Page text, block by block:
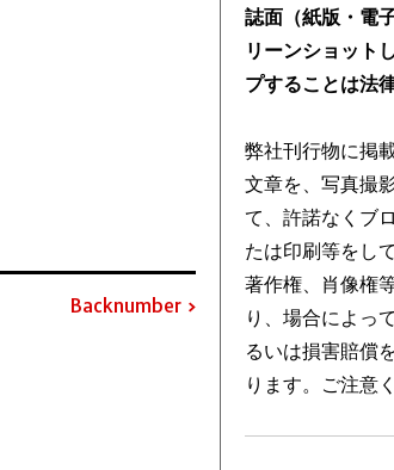
Backnumber
誌面（紙版・電
リーンショット
プすることは法
弊社刊行物に掲
文章を、写真撮
て、許諾なくブ
たは印刷等をし
著作権、肖像権
り、場合によっ
るいは損害賠償
ります。ご注意